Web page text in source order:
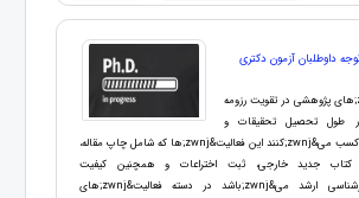
اهمیت فعالیت&zwnj;های پژوهشی در تقویت رزومه
طول تحصیل تحقیقات و
دستاوردهای زیادی را کسب می&zwnj;کنند این فعالیت&zwnj;ها که شامل چاپ مقاله،
کتاب جدید خارجی، ثبت اختراعات و همچنین کیفیت
پایان&zwnj;نامه کارشناسی ارشد می&zwnj;باشد در دسته فعالیت&zwnj;های